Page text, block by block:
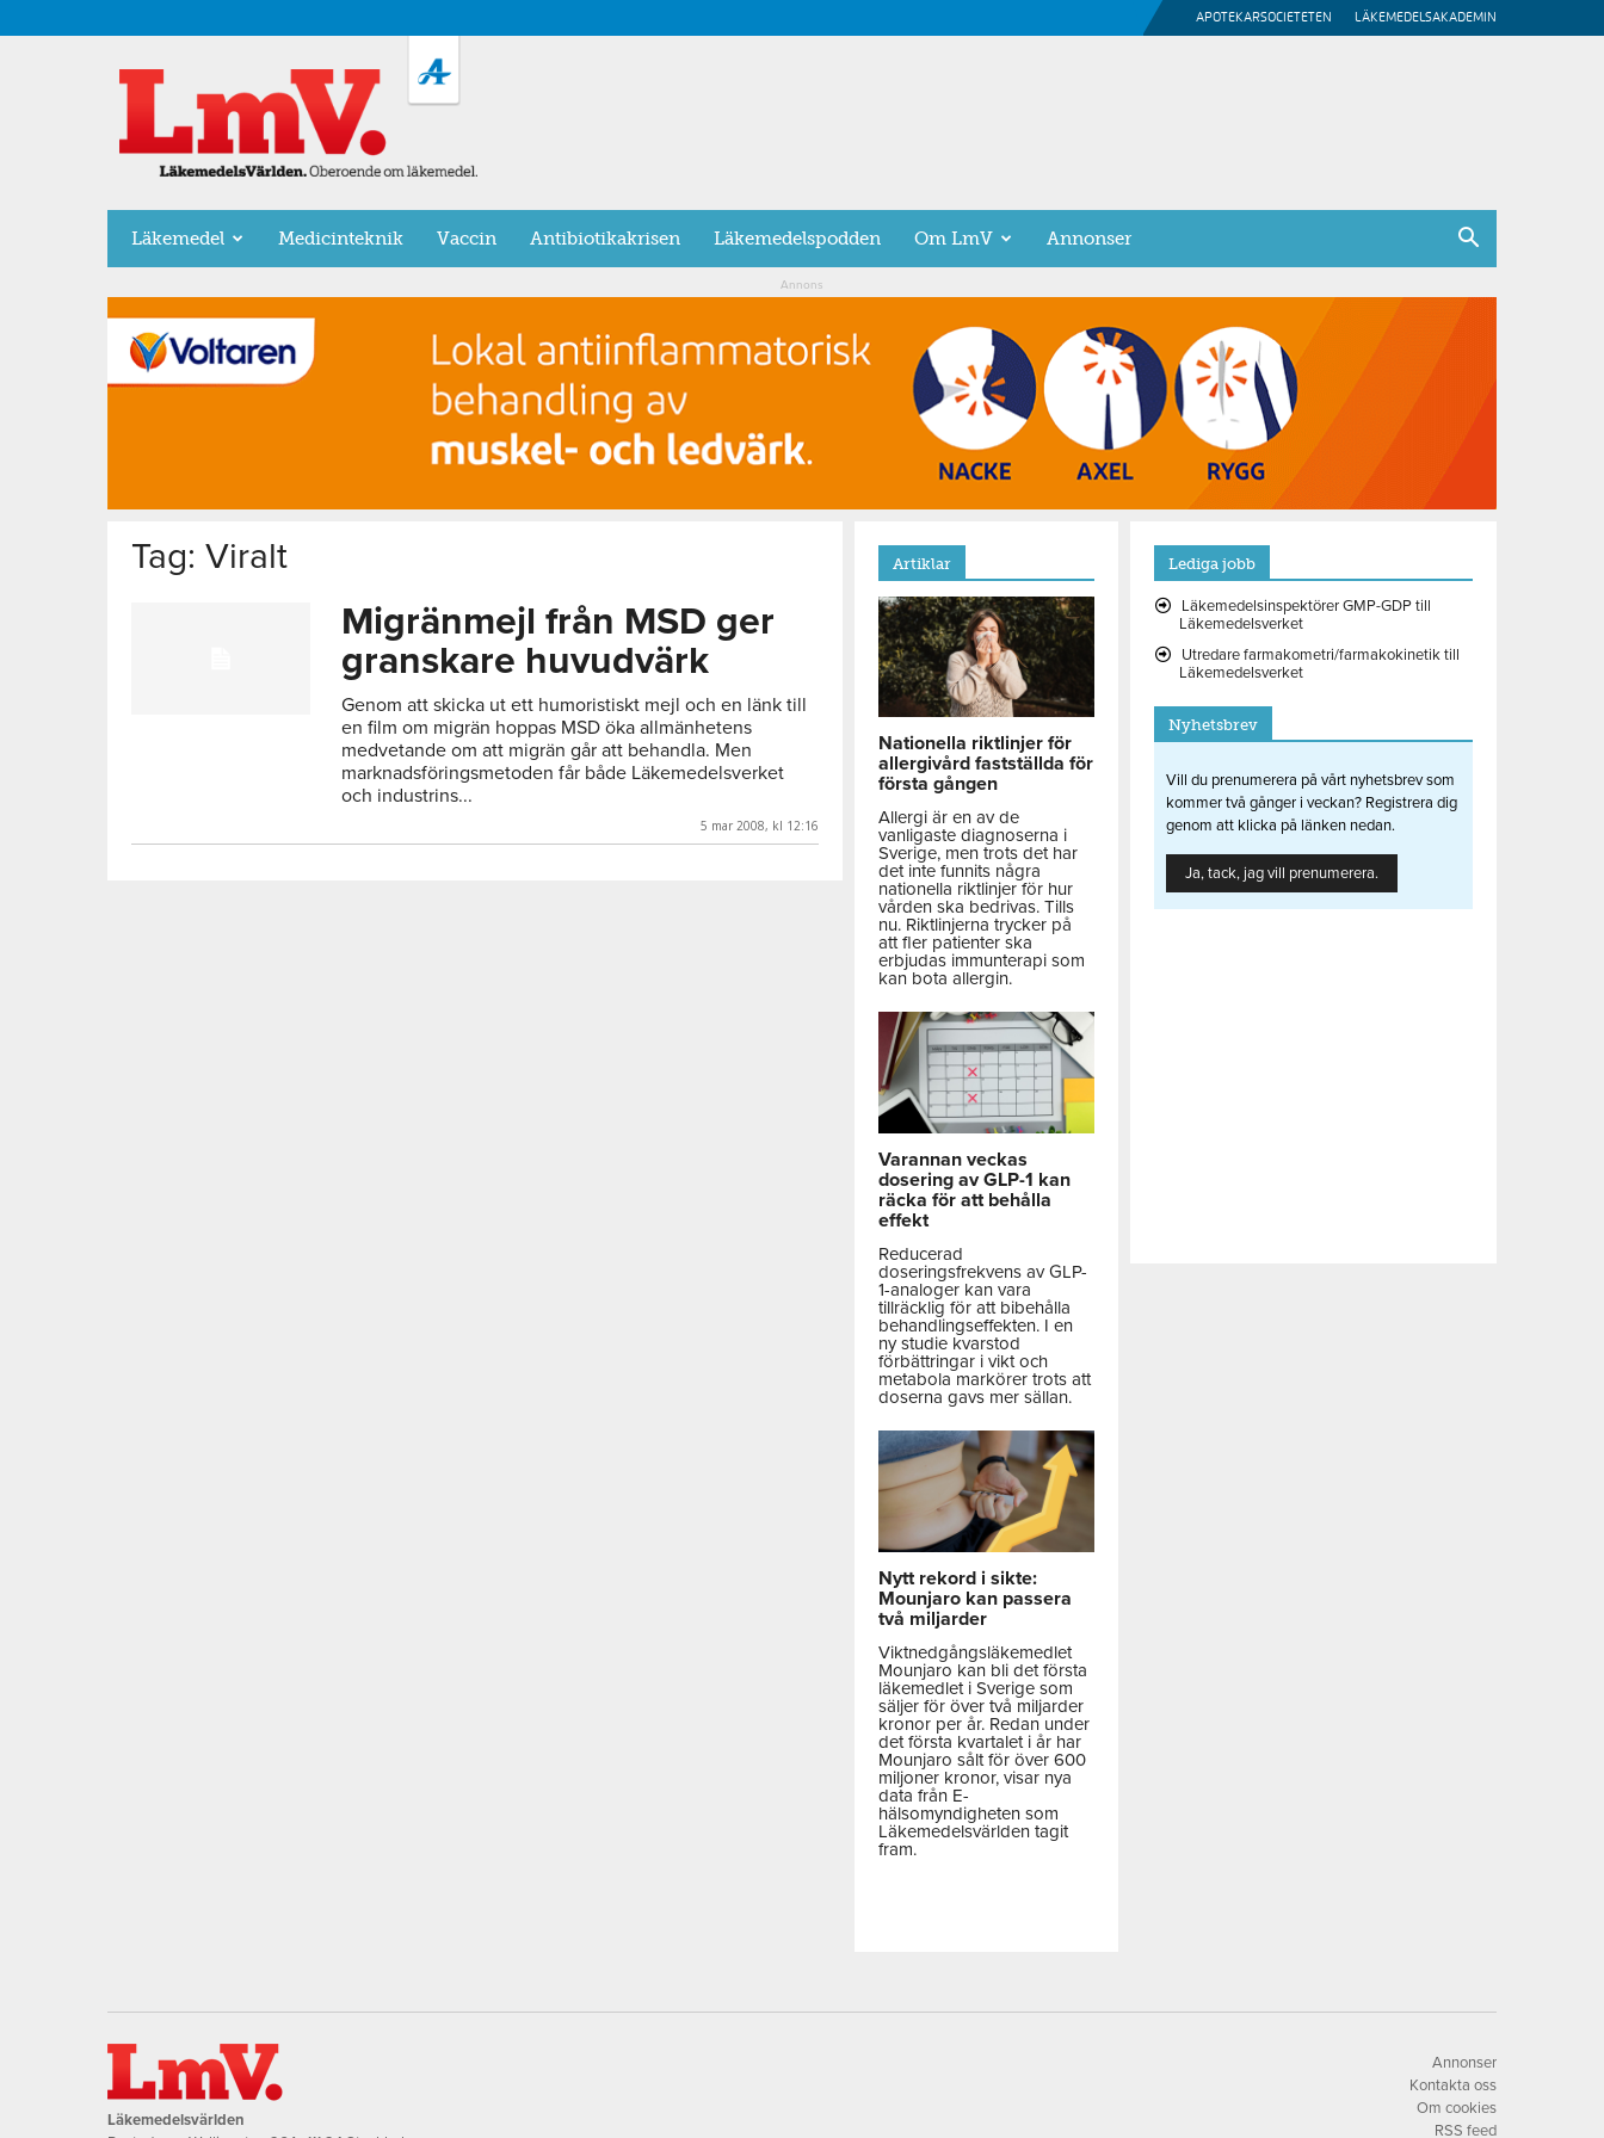
APOTEKARSOCIETETEN LÄKEMEDELSAKADEMIN
LäkemedelsVärlden
Läkemedel Medicinteknik Vaccin Antibiotikakrisen Läkemedelspodden Om LmV Annonser
Annons
Tag: Viralt
Migränmejl från MSD ger
granskare huvudvärk
Genom att skicka ut ett humoristiskt mejl och en länk till
en film om migrän hoppas MSD öka allmänhetens
medvetande om att migrän går att behandla. Men
marknadsföringsmetoden får både Läkemedelsverket
och industrins...
5 mar 2008, kl 12:16
Artiklar
Nationella riktlinjer för
allergivård fastställda för
första gången
Allergi är en av de
vanligaste diagnoserna i
Sverige, men trots det har
det inte funnits några
nationella riktlinjer för hur
vården ska bedrivas. Tills
nu. Riktlinjerna trycker på
att fler patienter ska
erbjudas immunterapi som
kan bota allergin.
Varannan veckas
dosering av GLP-1 kan
räcka för att behålla
effekt
Reducerad
doseringsfrekvens av GLP-
1-analoger kan vara
tillräcklig för att bibehålla
behandlingseffekten. I en
ny studie kvarstod
förbättringar i vikt och
metabola markörer trots att
doserna gavs mer sällan.
Nytt rekord i sikte:
Mounjaro kan passera
två miljarder
Viktnedgångsläkemedlet
Mounjaro kan bli det första
läkemedlet i Sverige som
säljer för över två miljarder
kronor per år. Redan under
det första kvartalet i år har
Mounjaro sålt för över 600
miljoner kronor, visar nya
data från E-
hälsomyndigheten som
Läkemedelsvärlden tagit
fram.
Lediga jobb
Läkemedelsinspektörer GMP-GDP till
Läkemedelsverket
Utredare farmakometri/farmakokinetik till
Läkemedelsverket
Nyhetsbrev
Vill du prenumerera på vårt nyhetsbrev som
kommer två gånger i veckan? Registrera dig
genom att klicka på länken nedan.
Ja, tack, jag vill prenumerera.
Läkemedelsvärlden
Annonser
Kontakta oss
Om cookies
RSS feed